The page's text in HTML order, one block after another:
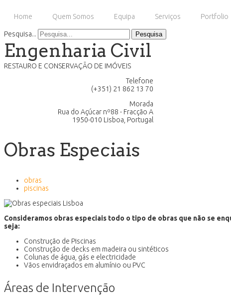
Home Quem Somos Equipa Serviços Portfolio
Pesquisa... Pesquisa
Engenharia Civil
RESTAURO E CONSERVAÇÃO DE IMÓVEIS
Telefone
(+351) 21 862 13 70
Morada
Rua do Açúcar nº88 - Fracção A
1950-010 Lisboa, Portugal
Obras Especiais
obras
piscinas
Consideramos obras especiais todo o tipo de obras que não se
seja:
Construção de Piscinas
Construção de decks em madeira ou sintéticos
Colunas de água, gás e electricidade
Vãos envidraçados em alumínio ou PVC
Áreas de Intervenção